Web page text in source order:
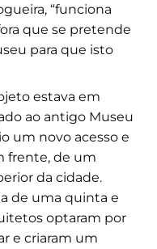
“funciona
que se pretende
para que isto
estava em
ao antigo Museu
um novo acesso e
frente, de um
da cidade.
de uma quinta e
optaram por
e criaram um